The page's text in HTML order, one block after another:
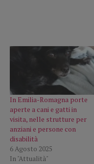
In Emilia-Romagna porte
aperte a cani e gatti in
visita, nelle strutture per
anziani e persone con
disabilità
6 Agosto 2025
In "Attualità"